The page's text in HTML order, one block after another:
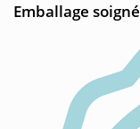
Emballage soigné